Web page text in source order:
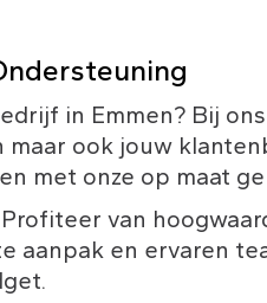
in Emmen? Bij
ook jouw
met onze op maat
van
aanpak en ervaren